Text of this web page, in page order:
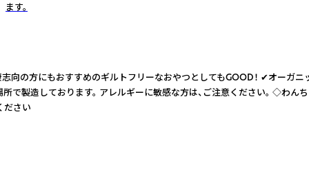
ます。
にもおすすめのギルトフリーなおやつとしてもGOOD！ ✔︎オー
造しております。 アレルギーに敏感な方は、ご注意ください。
ださい